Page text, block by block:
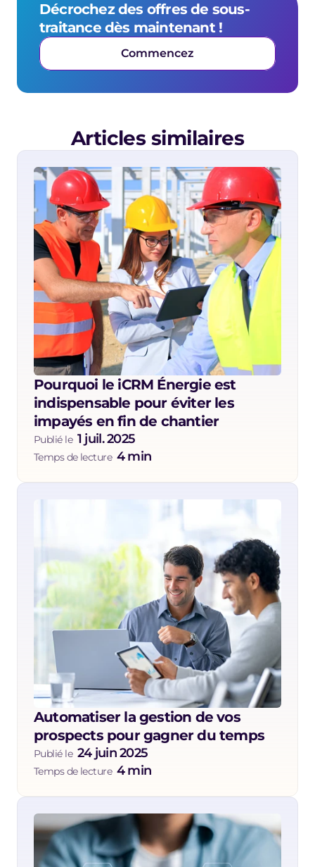
Décrochez des offres de sous-
traitance dès maintenant !
Commencez
Articles similaires
Pourquoi le iCRM Énergie est
indispensable pour éviter les
impayés en fin de chantier
Publié le 1 juil. 2025
Temps de lecture 4 min
Automatiser la gestion de vos
prospects pour gagner du temps
Publié le 24 juin 2025
Temps de lecture 4 min